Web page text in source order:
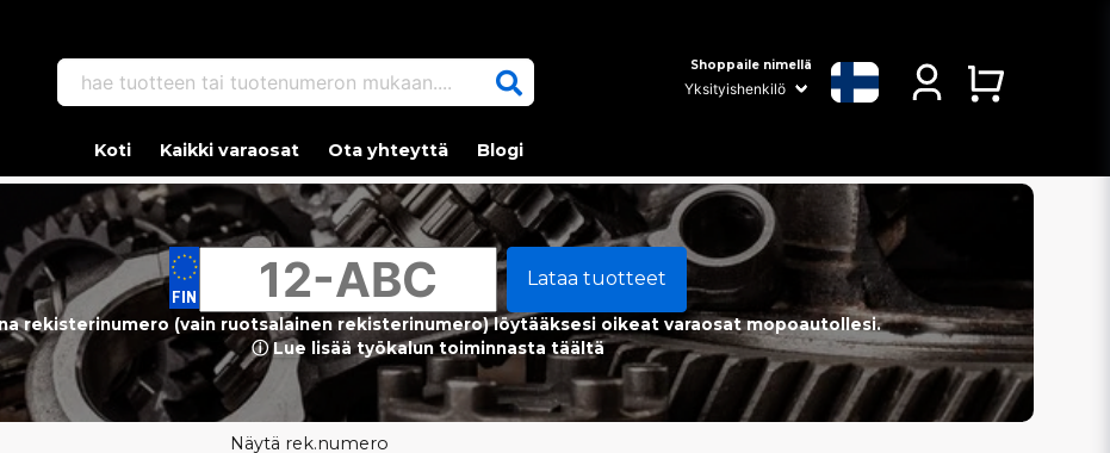
hae tuotteen tai tuotenumeron mukaan.... Shoppaile nimellä
Koti Kaikki varaosat Ota yhteyttä Blogi
Lataa tuotteet
rekisterinumero (vain ruotsalainen rekisterinumero) löytääksesi oikeat varaosat mopoautollesi.
ⓘ Lue lisää työkalun toiminnasta täältä
Näytä rek.numero